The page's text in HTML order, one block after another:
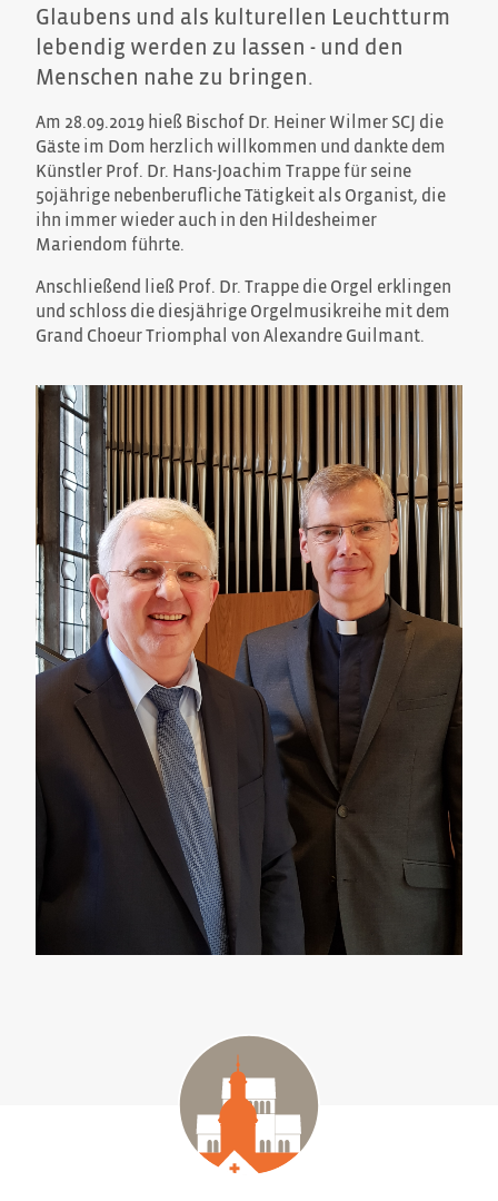
Glaubens und als kulturellen Leuchtturm
lebendig werden zu lassen - und den
Menschen nahe zu bringen.
Am 28.09.2019 hieß Bischof Dr. Heiner Wilmer SCJ die
Gäste im Dom herzlich willkommen und dankte dem
Künstler Prof. Dr. Hans-Joachim Trappe für seine
50jährige nebenberufliche Tätigkeit als Organist, die
ihn immer wieder auch in den Hildesheimer
Mariendom führte.
Anschließend ließ Prof. Dr. Trappe die Orgel erklingen
und schloss die diesjährige Orgelmusikreihe mit dem
Grand Choeur Triomphal von Alexandre Guilmant.